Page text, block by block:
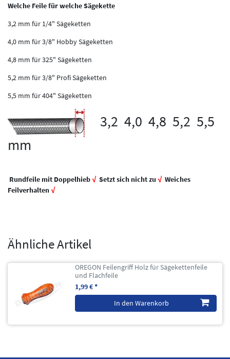
Welche Feile für welche Sägekette
3,2 mm für 1/4" Sägeketten
4,0 mm für 3/8" Hobby Sägeketten
4,8 mm für 325" Sägeketten
5,2 mm für 3/8" Profi Sägeketten
5,5 mm für 404" Sägeketten
3,2 4,0 4,8 5,2 5,5
mm
Rundfeile mit Doppelhieb√Setzt sich nicht zu √ Weiches
Feilverhalten√
Ähnliche Artikel
OREGON Feilengriff Holz für Sägekettenfeile
und Flachfeile
1,99 € *
In den Warenkorb